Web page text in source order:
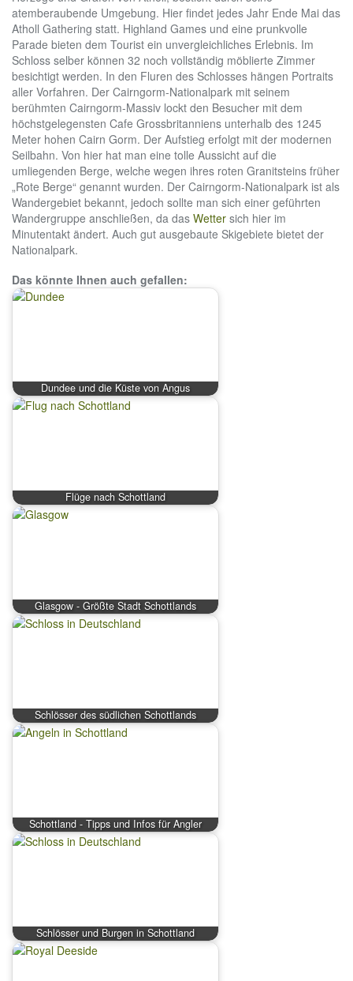
atemberaubende Umgebung. Hier findet jedes Jahr Ende Mai das
Atholl Gathering statt. Highland Games und eine prunkvolle
Parade bieten dem Tourist ein unvergleichliches Erlebnis. Im
Schloss selber können 32 noch vollständig möblierte Zimmer
besichtigt werden. In den Fluren des Schlosses hängen Portraits
aller Vorfahren. Der Cairngorm-Nationalpark mit seinem
berühmten Cairngorm-Massiv lockt den Besucher mit dem
höchstgelegensten Cafe Grossbritanniens unterhalb des 1245
Meter hohen Cairn Gorm. Der Aufstieg erfolgt mit der modernen
Seilbahn. Von hier hat man eine tolle Aussicht auf die
umliegenden Berge, welche wegen ihres roten Granitsteins früher
„Rote Berge“ genannt wurden. Der Cairngorm-Nationalpark ist als
Wandergebiet bekannt, jedoch sollte man sich einer geführten
Wandergruppe anschließen, da das Wetter sich hier im
Minutentakt ändert. Auch gut ausgebaute Skigebiete bietet der
Nationalpark.
Das könnte Ihnen auch gefallen:
Dundee und die Küste von Angus
Flüge nach Schottland
Glasgow - Größte Stadt Schottlands
Schlösser des südlichen Schottlands
Schottland - Tipps und Infos für Angler
Schlösser und Burgen in Schottland